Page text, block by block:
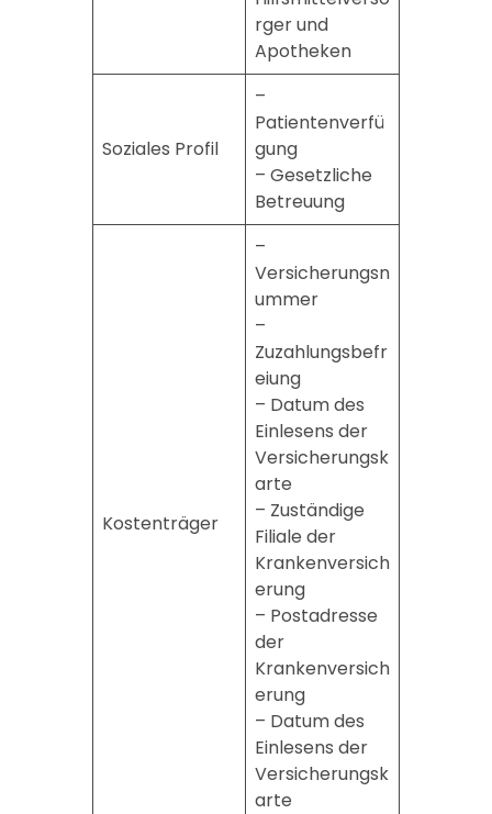
rger und
Apotheken
Soziales Profil
–
Patientenverfü
gung
– Gesetzliche
Betreuung
Kostenträger
–
Versicherungsn
ummer
–
Zuzahlungsbefr
eiung
– Datum des
Einlesens der
Versicherungsk
arte
– Zuständige
Filiale der
Krankenversich
erung
– Postadresse
der
Krankenversich
erung
– Datum des
Einlesens der
Versicherungsk
arte